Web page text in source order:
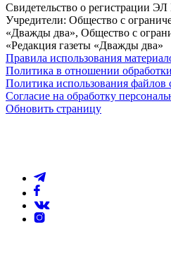
Свидетельство о регистрации
Учредители: Общество с
«Дважды два», Общество с
«Редакция газеты «Дважды два»
Правила использования
Политика в отношении
Политика использования файлов
Согласие на обработку
Обновить страницу